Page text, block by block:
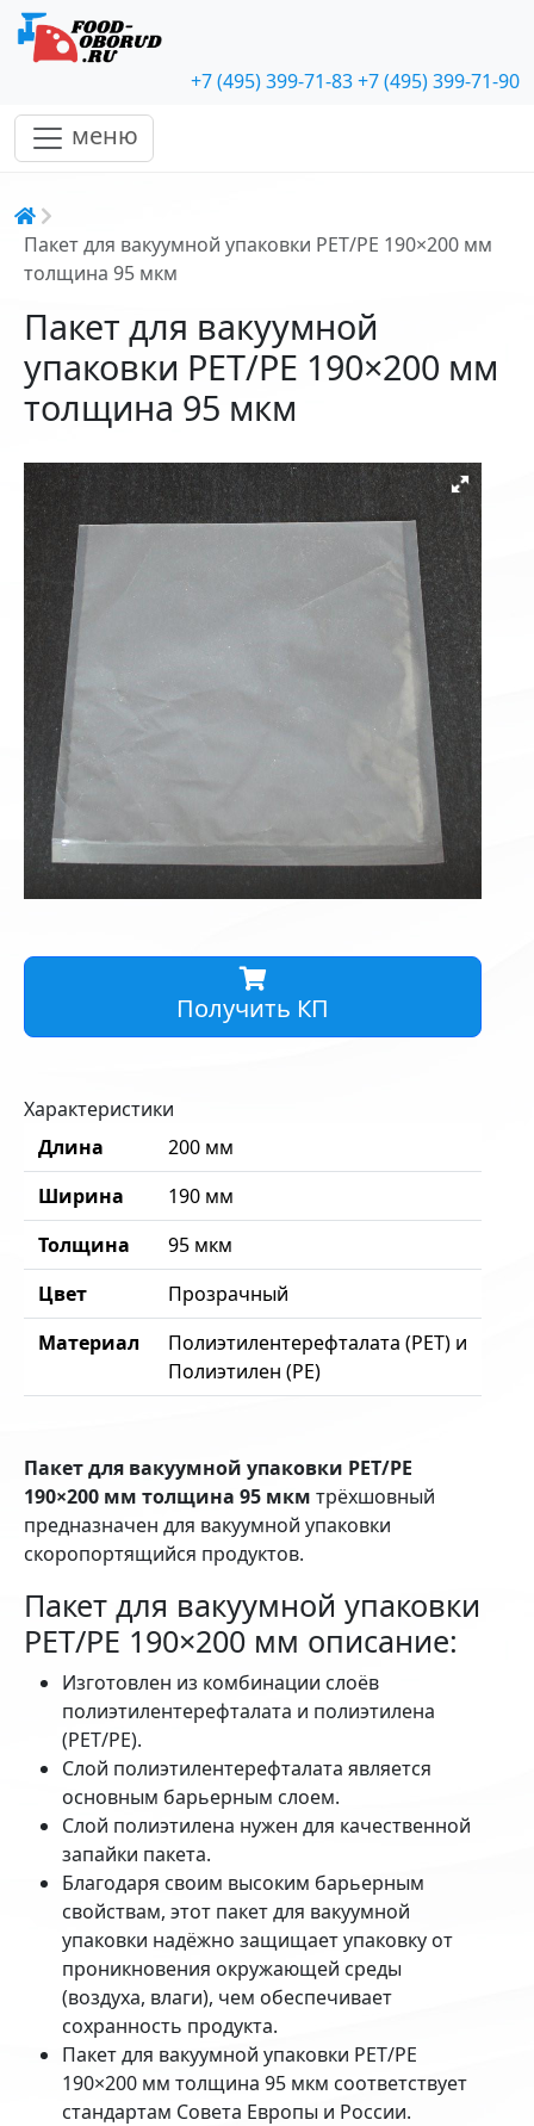
+7 (495) 399-71-83+7 (495) 399-71-90
меню
Строка навигации
Пакет для вакуумной упаковки PET/PE 190×200 мм
толщина 95 мкм
Пакет для вакуумной
упаковки PET/PE 190×200 мм
толщина 95 мкм
Получить КП
Характеристики
Длина
200 мм
Ширина
190 мм
Толщина
95 мкм
Цвет
Прозрачный
Материал
Полиэтилентерефталата (PET) и
Полиэтилен (PE)
Пакет для вакуумной упаковки PET/PE
190×200 мм толщина 95 мкм трёхшовный
предназначен для вакуумной упаковки
скоропортящийся продуктов.
Пакет для вакуумной упаковки
PET/PE 190×200 мм описание:
Изготовлен из комбинации слоёв
полиэтилентерефталата и полиэтилена
(PET/PE).
Слой полиэтилентерефталата является
основным барьерным слоем.
Слой полиэтилена нужен для качественной
запайки пакета.
Благодаря своим высоким барьерным
свойствам, этот пакет для вакуумной
упаковки надёжно защищает упаковку от
проникновения окружающей среды
(воздуха, влаги), чем обеспечивает
сохранность продукта.
Пакет для вакуумной упаковки PET/PE
190×200 мм толщина 95 мкм соответствует
стандартам Совета Европы и России.